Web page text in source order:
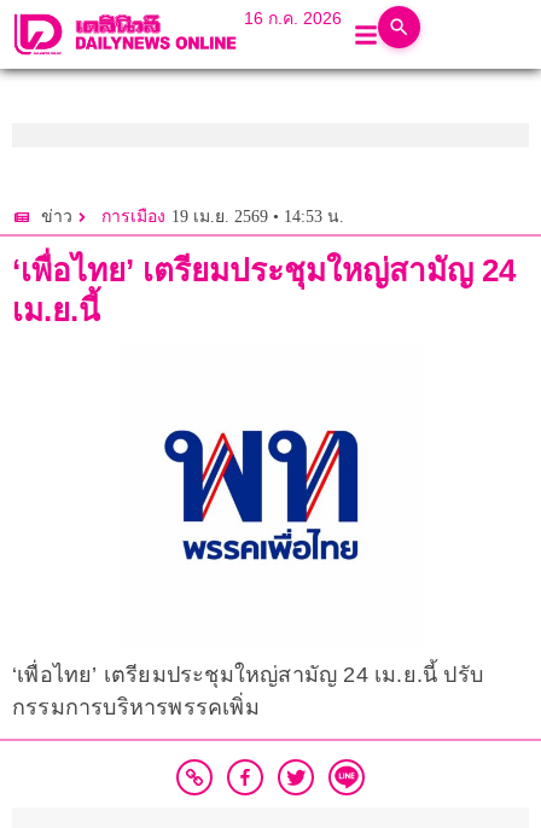
16 ก.ค. 2026
ข่าว การเมือง 19 เม.ย. 2569 • 14:53 น.
‘เพื่อไทย’ เตรียมประชุมใหญ่สามัญ 24
เม.ย.นี้
‘เพื่อไทย’ เตรียมประชุมใหญ่สามัญ 24 เม.ย.นี้ ปรับ
กรรมการบริหารพรรคเพิ่ม